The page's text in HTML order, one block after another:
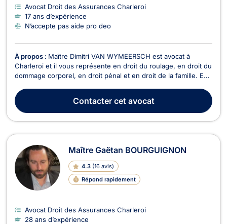
Avocat Droit des Assurances Charleroi
17 ans d’expérience
N’accepte pas aide pro deo
À propos : Maître Dimitri VAN WYMEERSCH est avocat à
Charleroi et il vous représente en droit du roulage, en droit du
dommage corporel, en droit pénal et en droit de la famille. En
mesure d'intervenir en cas d'excès de vitesse, de conduite en
état d'alcoolémie, de conduite sans pe...
Contactercet avocat
Maître Gaëtan BOURGUIGNON
4.3 (16 avis)
Répond rapidement
Avocat Droit des Assurances Charleroi
28 ans d’expérience